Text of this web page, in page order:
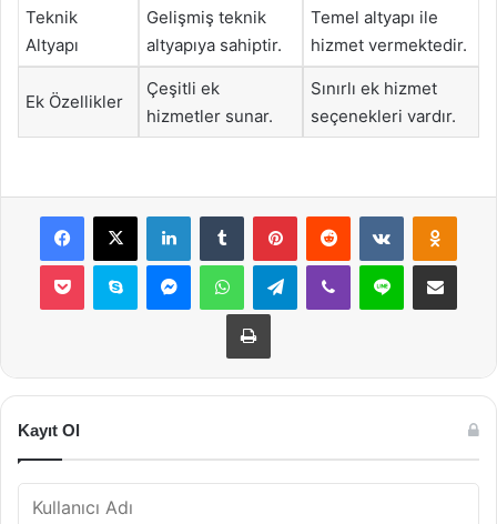
Teknik
Altyapı
Gelişmiş teknik
altyapıya sahiptir.
Temel altyapı ile
hizmet vermektedir.
Ek Özellikler
Çeşitli ek
hizmetler sunar.
Sınırlı ek hizmet
seçenekleri vardır.
Facebook
X LinkedInTumblr PinterestReddit VKontakte
Pocket Skype MessengerWhatsAppTelegramViber Line E-Posta ile
Yazdır
Kayıt Ol